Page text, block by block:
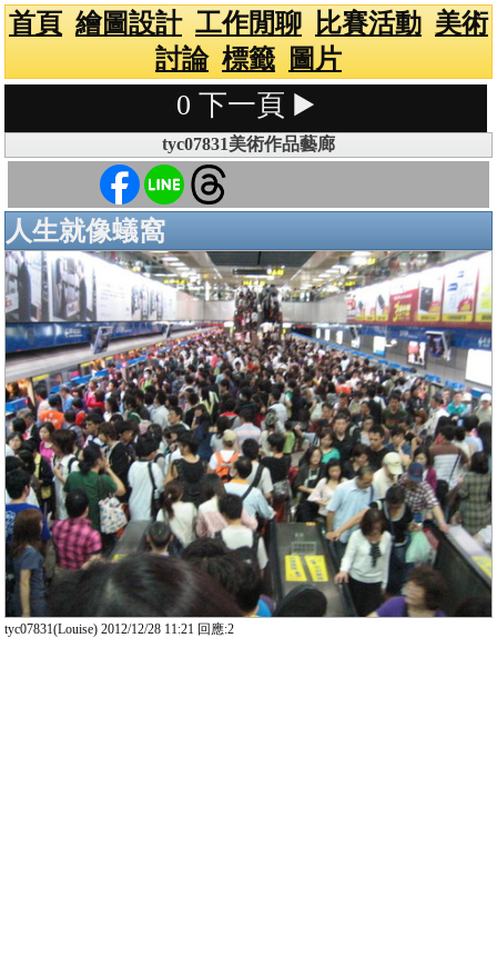
首頁 繪圖設計 工作閒聊 比賽活動 美術
討論 標籤 圖片
0 下一頁 ▶️
tyc07831美術作品藝廊
人生就像蟻窩
tyc07831(Louise) 2012/12/28 11:21 回應:2